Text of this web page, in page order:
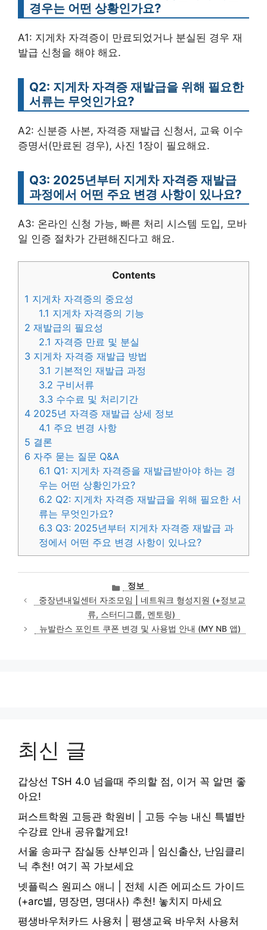
경우는 어떤 상황인가요?
A1: 지게차 자격증이 만료되었거나 분실된 경우 재
발급 신청을 해야 해요.
Q2: 지게차 자격증 재발급을 위해 필요한
서류는 무엇인가요?
A2: 신분증 사본, 자격증 재발급 신청서, 교육 이수
증명서(만료된 경우), 사진 1장이 필요해요.
Q3: 2025년부터 지게차 자격증 재발급
과정에서 어떤 주요 변경 사항이 있나요?
A3: 온라인 신청 가능, 빠른 처리 시스템 도입, 모바
일 인증 절차가 간편해진다고 해요.
Contents
1 지게차 자격증의 중요성
1.1 지게차 자격증의 기능
2 재발급의 필요성
2.1 자격증 만료 및 분실
3 지게차 자격증 재발급 방법
3.1 기본적인 재발급 과정
3.2 구비서류
3.3 수수료 및 처리기간
4 2025년 자격증 재발급 상세 정보
4.1 주요 변경 사항
5 결론
6 자주 묻는 질문 Q&A
6.1 Q1: 지게차 자격증을 재발급받아야 하는 경
우는 어떤 상황인가요?
6.2 Q2: 지게차 자격증 재발급을 위해 필요한 서
류는 무엇인가요?
6.3 Q3: 2025년부터 지게차 자격증 재발급 과
정에서 어떤 주요 변경 사항이 있나요?
카
테
고
리
정보
중장년내일센터 자조모임 | 네트워크 형성지원 (+정보교
류, 스터디그룹, 멘토링)
뉴발란스 포인트 쿠폰 변경 및 사용법 안내 (MY NB 앱)
최신 글
갑상선 TSH 4.0 넘을때 주의할 점, 이거 꼭 알면 좋
아요!
퍼스트학원 고등관 학원비 | 고등 수능 내신 특별반
수강료 안내 공유할게요!
서울 송파구 잠실동 산부인과 | 임신출산, 난임클리
닉 추천! 여기 꼭 가보세요
넷플릭스 원피스 애니 | 전체 시즌 에피소드 가이드
(+arc별, 명장면, 명대사) 추천! 놓치지 마세요
평생바우처카드 사용처 | 평생교육 바우처 사용처